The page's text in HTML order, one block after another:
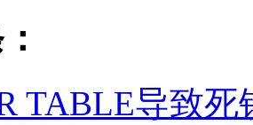
TABLE导致死